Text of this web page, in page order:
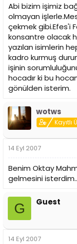
Abi bizim işimiz
olmayan
çekmek gibi.Efes'i
konsantre olacak
yazılan isimlerin
kadro kurmuş
işinin
hocadır ki bu
gönülden isterim.
wotws
Kayıtlı
14 Eyl 2007
Benim Oktay
gelmesini isterdim..
G Guest
14 Eyl 2007